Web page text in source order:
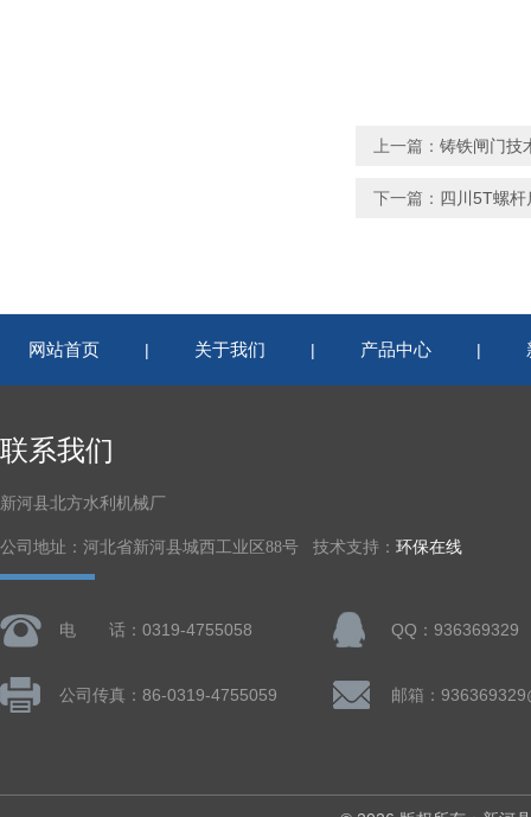
上一篇： 铸铁闸门技
下一篇： 四川5T螺杆
网站首页 | 关于我们 | 产品中心 |
联系我们
新河县北方水利机械厂
公司地址：河北省新河县城西工业区88号 技术支持： 环保在线
电 话：0319-4755058 QQ：936369329
公司传真：86-0319-4755059 邮箱：